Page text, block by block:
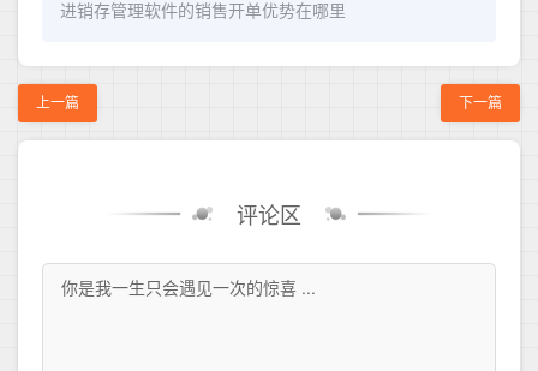
进销存管理软件的销售开单优势在哪里
上一篇 下一篇
评论区